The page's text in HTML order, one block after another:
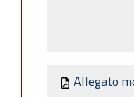
Allegato